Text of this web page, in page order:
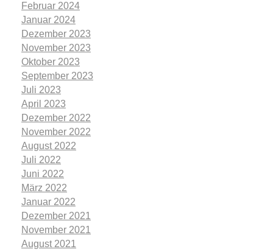
Februar 2024
Januar 2024
Dezember 2023
November 2023
Oktober 2023
September 2023
Juli 2023
April 2023
Dezember 2022
November 2022
August 2022
Juli 2022
Juni 2022
März 2022
Januar 2022
Dezember 2021
November 2021
August 2021